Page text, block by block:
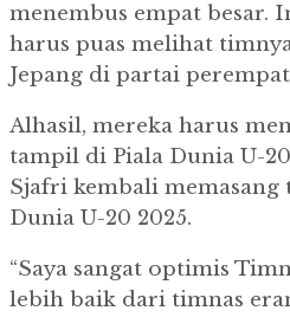
menembus empat besar.
harus puas melihat
Jepang di partai
Alhasil, mereka harus
tampil di Piala Dunia U-
Sjafri kembali memasang
Dunia U-20 2025.
“Saya sangat optimis
lebih baik dari timnas